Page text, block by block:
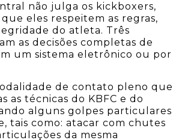
não julga os kickboxers,
eles respeitem as regras,
do atleta. Três
as decisões completas de
um sistema eletrônico ou por
de contato pleno que
as técnicas do KBFC e do
alguns golpes particulares
tais como: atacar com chutes
da mesma